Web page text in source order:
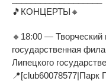
🎵КОНЦЕРТЫ🔸
🔸18:00 — Творческий
государственная
Липецкого
📍[club60078577|Парк